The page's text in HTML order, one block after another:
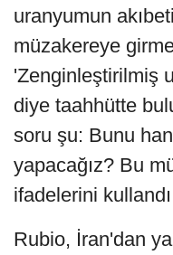
uranyumun
müzakereye
'Zenginleştirilmiş
diye taahhütte
soru şu: Bunu
yapacağız? Bu
ifadelerini
Rubio, İran'dan